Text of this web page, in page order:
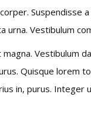
Suspendisse
Vestibulum
Vestibulum
Quisque lorem
in, purus. Integer